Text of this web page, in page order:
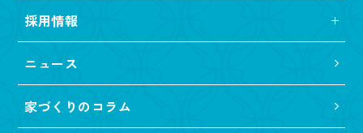
採用情報
ニュース
家づくりのコラム